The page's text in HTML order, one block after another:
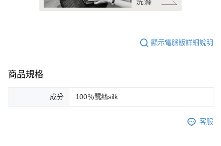
顯示電腦版詳細說明
商品規格
成分 100％蠶絲silk
客服